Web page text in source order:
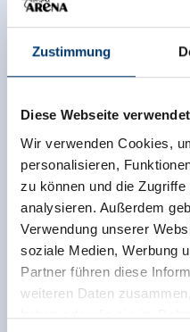
Zustimmung
Diese Webseite
Wir verwenden Cookies,
personalisieren,
zu können und die
analysieren. Außerdem
Verwendung unserer
soziale Medien, Werbung
Partner führen diese
weiteren Daten
haben oder die sie im